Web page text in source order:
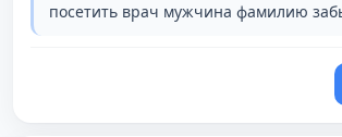
посетить врач мужчина фамилию